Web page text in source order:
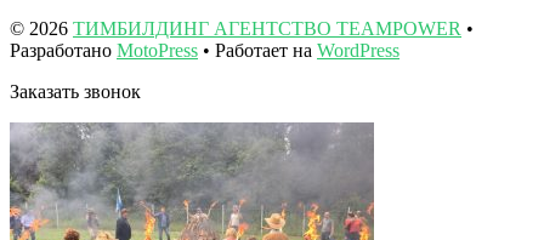
© 2026 ТИМБИЛДИНГ АГЕНТСТВО TEAMPOWER •
Разработано MotoPress • Работает на WordPress
Заказать звонок